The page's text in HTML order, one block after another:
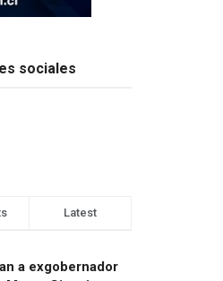
sociales
Latest
a exgobernador